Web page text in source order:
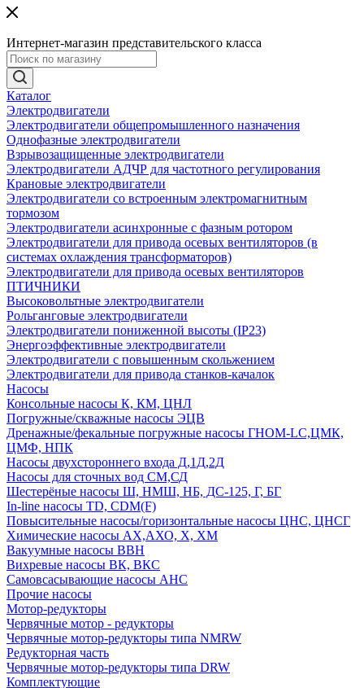
Интернет-магазин представительского класса
Каталог
Электродвигатели
Электродвигатели общепромышленного назначения
Однофазные электродвигатели
Взрывозащищенные электродвигатели
Электродвигатели АДЧР для частотного регулирования
Крановые электродвигатели
Электродвигатели со встроенным электромагнитным
тормозом
Электродвигатели асинхронные с фазным ротором
Электродвигатели для привода осевых вентиляторов (в
системах охлаждения трансформаторов)
Электродвигатели для привода осевых вентиляторов
ПТИЧНИКИ
Высоковольтные электродвигатели
Рольганговые электродвигатели
Электродвигатели пониженной высоты (IP23)
Энергоэффективные электродвигатели
Электродвигатели с повышенным скольжением
Электродвигатели для привода станков-качалок
Насосы
Консольные насосы К, КМ, ЦНЛ
Погружные/скважные насосы ЭЦВ
Дренажные/фекальные погружные насосы ГНОМ-LC,ЦМК,
ЦМФ, НПК
Насосы двухстороннего входа Д,1Д,2Д
Насосы для сточных вод СМ,СД
Шестерёные насосы Ш, НМШ, НБ, ДС-125, Г, БГ
In-line насосы TD, CDM(F)
Повысительные насосы/горизонтальные насосы ЦНС, ЦНСГ
Химические насосы АХ,АХО, Х, ХМ
Вакуумные насосы ВВН
Вихревые насосы ВК, ВКС
Самовсасывающие насосы АНС
Прочие насосы
Мотор-редукторы
Червячные мотор - редукторы
Червячные мотор-редукторы типа NMRW
Редукторная часть
Червячные мотор-редукторы типа DRW
Комплектующие